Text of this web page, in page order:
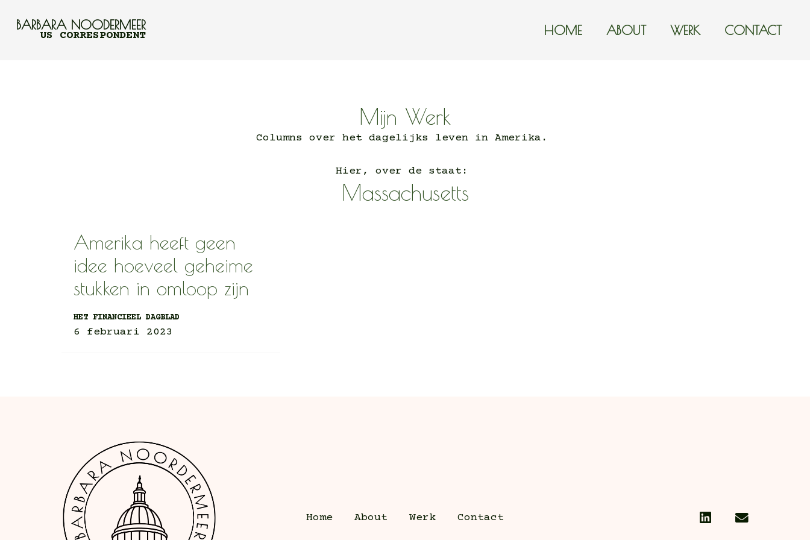
BARBARA NOODERMEER
US CORRESPONDENT HOME ABOUT WERK CONTACT
Mijn Werk
Columns over het dagelijks leven in Amerika.
Hier, over de staat:
Massachusetts
Amerika heeft geen
idee hoeveel geheime
stukken in omloop zijn
HET FINANCIEEL DAGBLAD
6 februari 2023
Home About Werk Contact